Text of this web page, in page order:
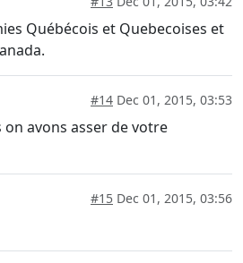
Québécois et Quebecoises et
#14 Dec 01, 2015, 03:53
on avons asser de votre
#15 Dec 01, 2015, 03:56